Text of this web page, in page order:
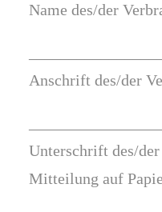
Name des/der
Anschrift des/der
Unterschrift des/
Mitteilung auf